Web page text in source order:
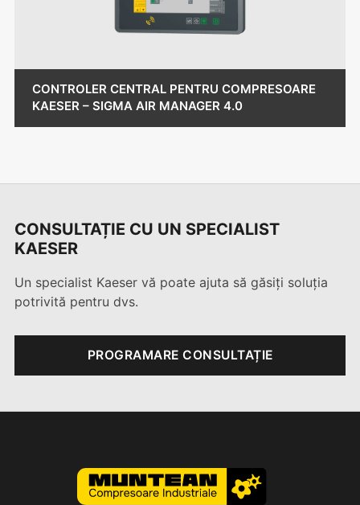
CONTROLER CENTRAL PENTRU COMPRESOARE
KAESER – SIGMA AIR MANAGER 4.0
CONSULTAȚIE CU UN SPECIALIST
KAESER
Un specialist Kaeser vă poate ajuta să găsiți soluția
potrivită pentru dvs.
PROGRAMARE CONSULTAȚIE